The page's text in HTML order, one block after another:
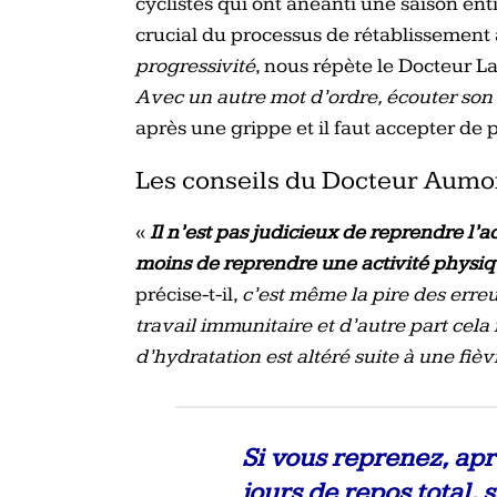
crucial du processus de
progressivité, nous répète le Docteur
Avec un autre mot d’ordre, écouter son
après une grippe et il faut accepter de
Les conseils du Docteur
«Il n’est pas judicieux de reprendre
moins de reprendre une activité
précise-t-il, c’est même la pire des
travail immunitaire et d’autre part
d’hydratation est altéré suite à une
Si vous reprenez,